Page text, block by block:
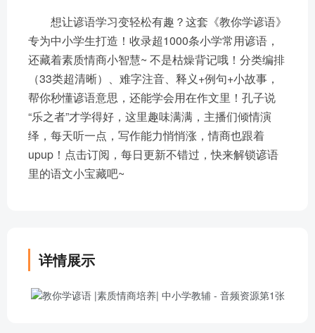
想让谚语学习变轻松有趣？这套《教你学谚语》
专为中小学生打造！收录超1000条小学常用谚语，
还藏着素质情商小智慧~ 不是枯燥背记哦！分类编排
（33类超清晰）、难字注音、释义+例句+小故事，
帮你秒懂谚语意思，还能学会用在作文里！孔子说
“乐之者”才学得好，这里趣味满满，主播们倾情演
绎，每天听一点，写作能力悄悄涨，情商也跟着
upup！点击订阅，每日更新不错过，快来解锁谚语
里的语文小宝藏吧~
详情展示